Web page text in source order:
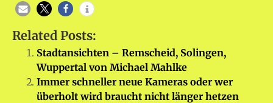
Related Posts:
Stadtansichten – Remscheid, Solingen,
Wuppertal von Michael Mahlke
Immer schneller neue Kameras oder wer
überholt wird braucht nicht länger hetzen